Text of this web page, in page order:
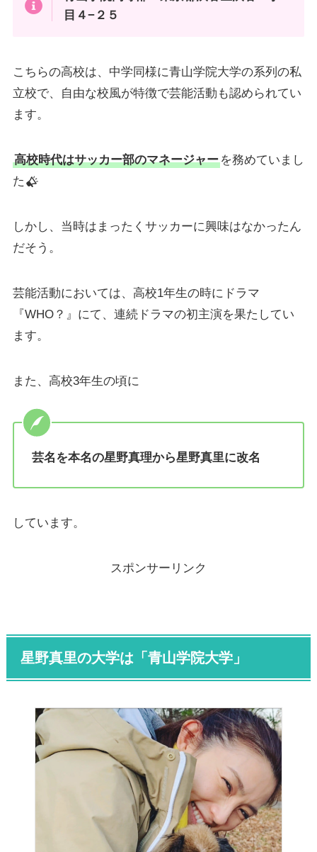
目４−２５
こちらの高校は、中学同様に青山学院大学の系列の私
立校で、自由な校風が特徴で芸能活動も認められてい
ます。
高校時代はサッカー部のマネージャーを務めていまし
た
しかし、当時はまったくサッカーに興味はなかったん
だそう。
芸能活動においては、高校1年生の時にドラマ
『WHO？』にて、連続ドラマの初主演を果たしてい
ます。
また、高校3年生の頃に
芸名を本名の星野真理から星野真里に改名
しています。
スポンサーリンク
星野真里の大学は「青山学院大学 」